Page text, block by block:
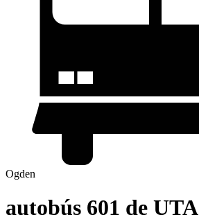
Ogden
autobús 601 de UTA